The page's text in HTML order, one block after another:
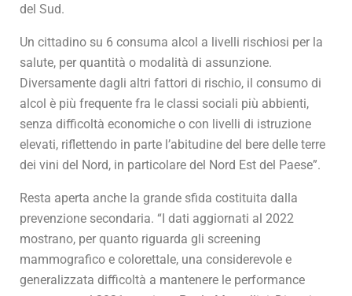
del Sud.
Un cittadino su 6 consuma alcol a livelli rischiosi per la
salute, per quantità o modalità di assunzione.
Diversamente dagli altri fattori di rischio, il consumo di
alcol è più frequente fra le classi sociali più abbienti,
senza difficoltà economiche o con livelli di istruzione
elevati, riflettendo in parte l’abitudine del bere delle terre
dei vini del Nord, in particolare del Nord Est del Paese”.
Resta aperta anche la grande sfida costituita dalla
prevenzione secondaria. “I dati aggiornati al 2022
mostrano, per quanto riguarda gli screening
mammografico e colorettale, una considerevole e
generalizzata difficoltà a mantenere le performance